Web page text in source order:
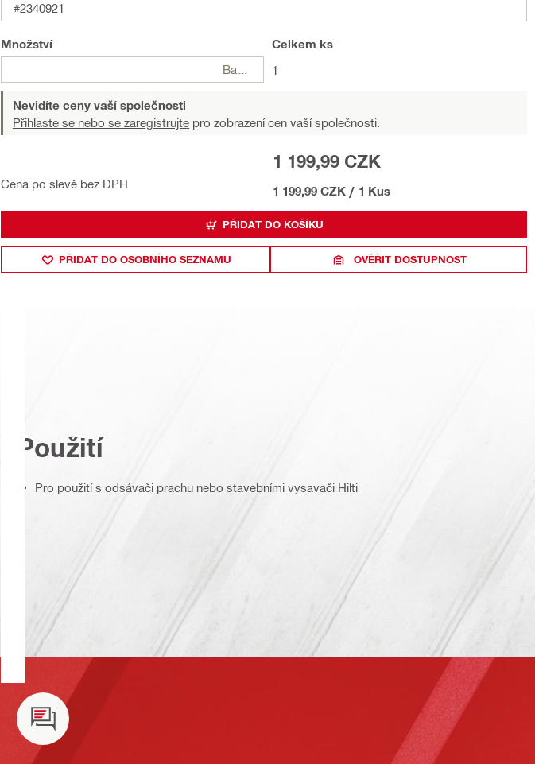
#2340921
Množství
Celkem ks
1
Nevidíte ceny vaší společnosti
Přihlaste se nebo se zaregistrujte pro zobrazení cen vaší společnosti.
Cena po slevě bez DPH
1 199,99 CZK
1 199,99 CZK / 1 Kus
PŘIDAT DO KOŠÍKU
PŘIDAT DO OSOBNÍHO SEZNAMU OVĚŘIT DOSTUPNOST
Použití
Pro použití s odsávači prachu nebo stavebními vysavači Hilti